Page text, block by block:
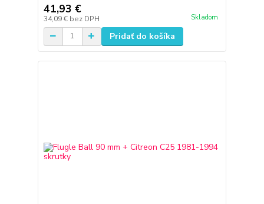
41,93 €
34,09 € bez DPH Skladom
Pridať do košíka